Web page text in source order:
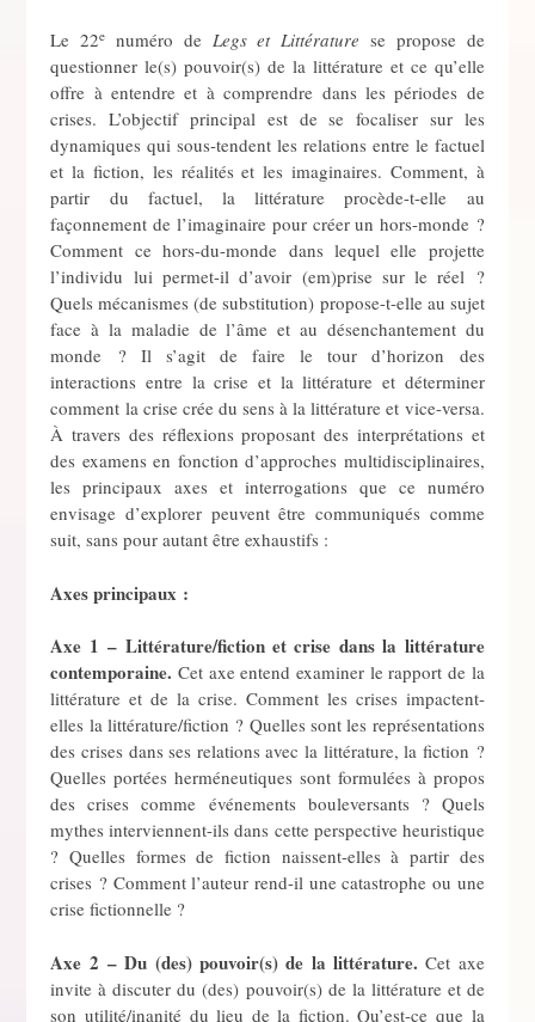
Le 22e numéro de Legs et Littératurese propose de
questionner le(s) pouvoir(s) de la littérature et ce qu’elle
offre à entendre et à comprendre dans les périodes de
crises. L’objectif principal est de se focaliser sur les
dynamiques qui sous-tendent les relations entre le factuel
et la fiction, les réalités et les imaginaires. Comment, à
partir du factuel, la littérature procède-t-elle au
façonnement de l’imaginaire pour créer un hors-monde ?
Comment ce hors-du-monde dans lequel elle projette
l’individu lui permet-il d’avoir (em)prise sur le réel ?
Quels mécanismes (de substitution) propose-t-elle au sujet
face à la maladie de l’âme et au désenchantement du
monde ? Il s’agit de faire le tour d’horizon des
interactions entre la crise et la littérature et déterminer
comment la crise crée du sens à la littérature et vice-versa.
À travers des réflexions proposant des interprétations et
des examens en fonction d’approches multidisciplinaires,
les principaux axes et interrogations que ce numéro
envisage d’explorer peuvent être communiqués comme
suit, sans pour autant être exhaustifs :
Axes principaux :
Axe 1 – Littérature/fiction et crise dans la littérature
contemporaine. Cet axe entend examiner le rapport de la
littérature et de la crise. Comment les crises impactent-
elles la littérature/fiction ? Quelles sont les représentations
des crises dans ses relations avec la littérature, la fiction ?
Quelles portées herméneutiques sont formulées à propos
des crises comme événements bouleversants ? Quels
mythes interviennent-ils dans cette perspective heuristique
? Quelles formes de fiction naissent-elles à partir des
crises ? Comment l’auteur rend-il une catastrophe ou une
crise fictionnelle ?
Axe 2 – Du (des) pouvoir(s) de la littérature.Cet axe
invite à discuter du (des) pouvoir(s) de la littérature et de
son utilité/inanité du lieu de la fiction. Qu’est-ce que la